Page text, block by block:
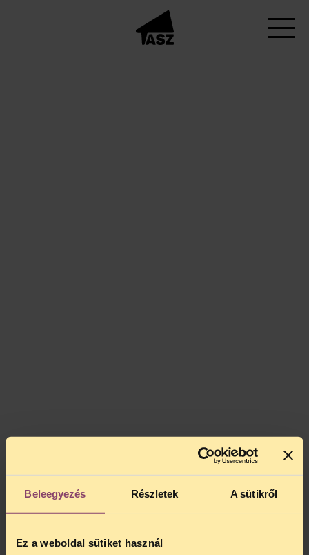
Beleegyezés Részletek A sütikről
Ez a weboldal sütiket használ